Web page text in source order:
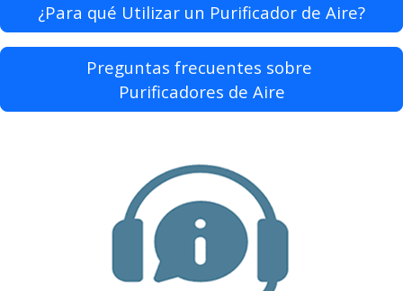
¿Para qué Utilizar un Purificador de Aire?
Preguntas frecuentes sobre
Purificadores de Aire